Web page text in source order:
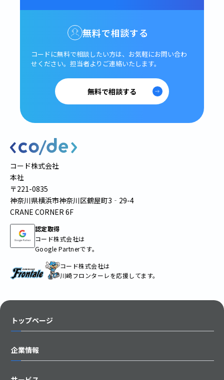
無料で相談する
コードに無料で相談したい方は、 お気軽にお問い合わ
せください。 担当者よりご連絡いたします。
無料で相談する
コード株式会社
本社
〒221-0835
神奈川県横浜市神奈川区鶴屋町3‐29-4
CRANE CORNER 6F
認定取得
コード株式会社は
Google Partnerです。
コード株式会社は
川崎フロンターレを応援してます。
トップページ
企業情報